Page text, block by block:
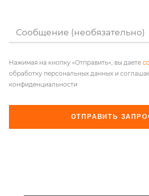
Сообщение (необязательно)
ОТПРАВИТЬ
Нажимая на кнопку «Отправить», вы даете
обработку персональных данных и
конфиденциальности